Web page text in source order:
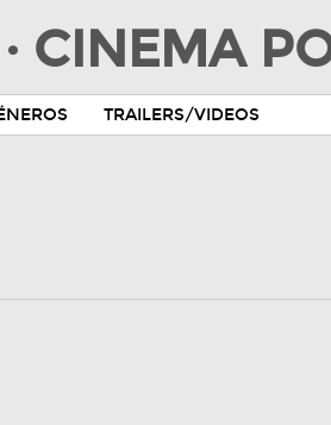
· CINEMA
TRAILERS/VIDEOS